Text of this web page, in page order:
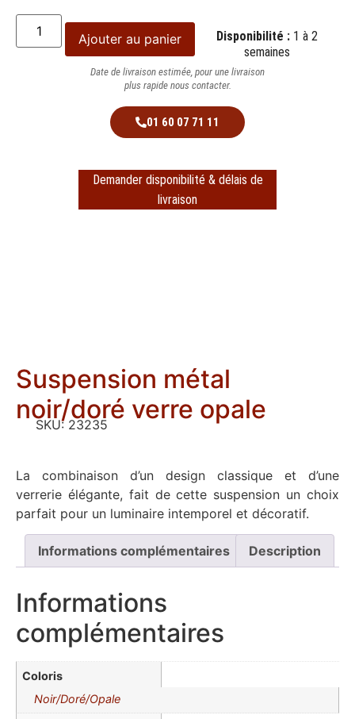
Ajouter au panier Disponibilité : 1 à 2
semaines
Date de livraison estimée, pour une livraison
plus rapide nous contacter.
01 60 07 71 11
Demander disponibilité & délais de
livraison
Suspension métal
noir/doré verre opale
SKU: 23235
La combinaison d’un design classique et d’une
verrerie élégante, fait de cette suspension un choix
parfait pour un luminaire intemporel et décoratif.
Informations complémentaires Description
Informations
complémentaires
Coloris
Noir/Doré/Opale